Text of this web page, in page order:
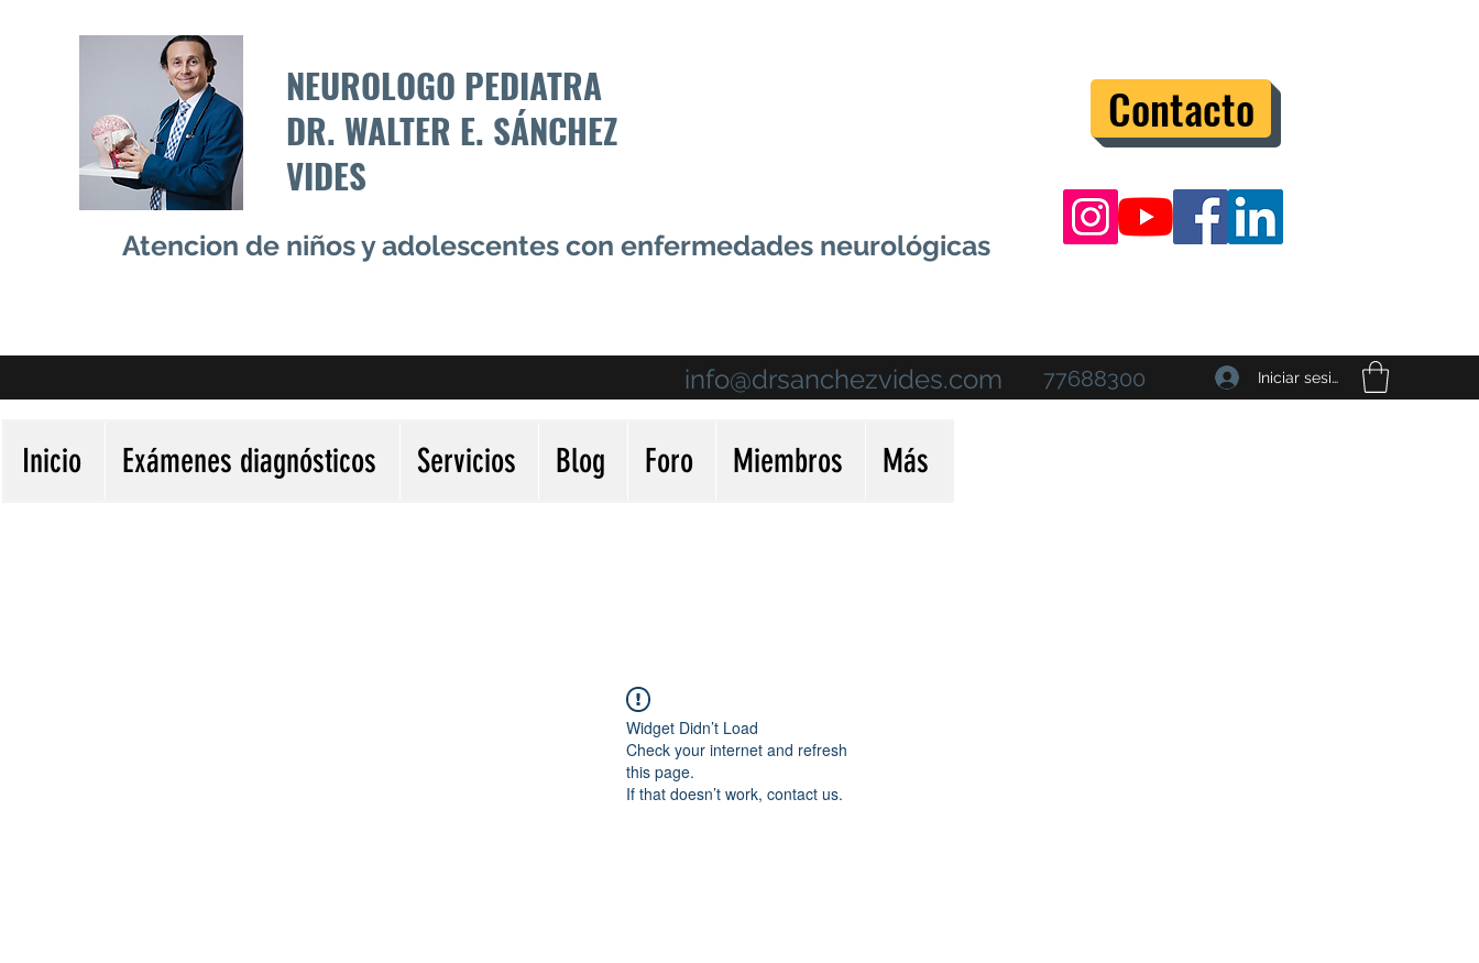
NEUROLOGO PEDIATRA
DR. WALTER E. SÁNCHEZ
VIDES
Atencion de niños y adolescentes con enfermedades neurológicas
Contacto
info@drsanchezvides.com 77688300 Iniciar sesión
Inicio Exámenes diagnósticos Servicios Blog Foro Miembros Más
Widget Didn’t Load
Check your internet and refresh
this page.
If that doesn’t work, contact us.